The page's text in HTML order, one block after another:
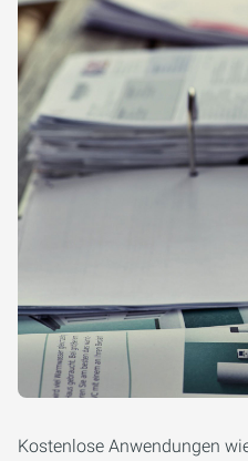
Kostenlose Anwendungen